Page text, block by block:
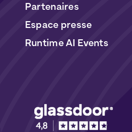
Partenaires
Espace presse
Runtime AI Events